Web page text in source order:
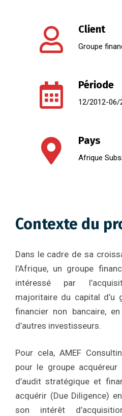
Client
Groupe
Période
12/2012-06/
Pays
Afrique
Contexte du
Dans le cadre de sa
l’Afrique, un groupe
intéressé par
majoritaire du capital d’u
financier non bancaire,
d’autres investisseurs.
Pour cela, AMEF
pour le groupe
d’audit stratégique et
acquérir (Due Diligence)
son intérêt